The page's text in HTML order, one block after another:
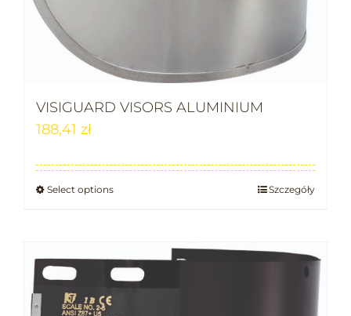
VISIGUARD VISORS ALUMINIUM
188,41 zł
Select options Szczegóły